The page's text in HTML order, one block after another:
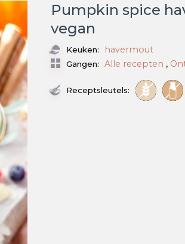
Pumpkin spice
vegan
Keuken: havermout
Gangen: Alle recepten ,
Receptsleutels: